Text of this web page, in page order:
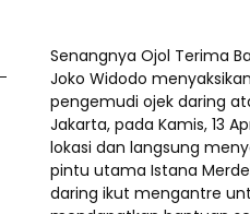
Senangnya Ojol Terima
Joko Widodo
pengemudi ojek daring
Jakarta, pada Kamis, 13
lokasi dan langsung
pintu utama Istana
daring ikut mengantre